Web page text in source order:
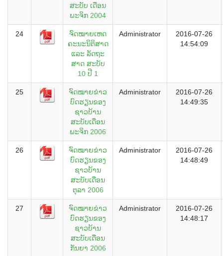
ສະບັບ ເດືອນ
ພະຈິກ 2004
24
ຈົດໝາຍເຫດ
ຄະນະນິຕິສາດ
ແລະ ລັດຖະ
ສາດ ສະບັບ
10 ປີ 1
Administrator
2016-07-26
14:54:09
25
ຈົດໝາຍຂ່າວ
ບົດຮຽນຂອງ
ຊາວບ້ານ
ສະບັບເດືອນ
ພະຈິກ 2006
Administrator
2016-07-26
14:49:35
26
ຈົດໝາຍຂ່າວ
ບົດຮຽນຂອງ
ຊາວບ້ານ
ສະບັບເດືອນ
ຕຸລາ 2006
Administrator
2016-07-26
14:48:49
27
ຈົດໝາຍຂ່າວ
ບົດຮຽນຂອງ
ຊາວບ້ານ
ສະບັບເດືອນ
ກັນຍາ 2006
Administrator
2016-07-26
14:48:17